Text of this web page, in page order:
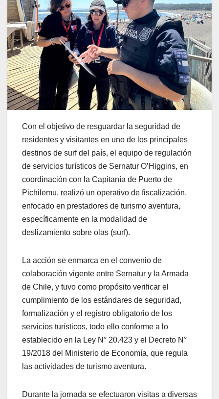
Con el objetivo de resguardar la seguridad de
residentes y visitantes en uno de los principales
destinos de surf del país, el equipo de regulación
de servicios turísticos de Sernatur O’Higgins, en
coordinación con la Capitanía de Puerto de
Pichilemu, realizó un operativo de fiscalización,
enfocado en prestadores de turismo aventura,
específicamente en la modalidad de
deslizamiento sobre olas (surf).
La acción se enmarca en el convenio de
colaboración vigente entre Sernatur y la Armada
de Chile, y tuvo como propósito verificar el
cumplimiento de los estándares de seguridad,
formalización y el registro obligatorio de los
servicios turísticos, todo ello conforme a lo
establecido en la Ley N° 20.423 y el Decreto N°
19/2018 del Ministerio de Economía, que regula
las actividades de turismo aventura.
Durante la jornada se efectuaron visitas a diversas